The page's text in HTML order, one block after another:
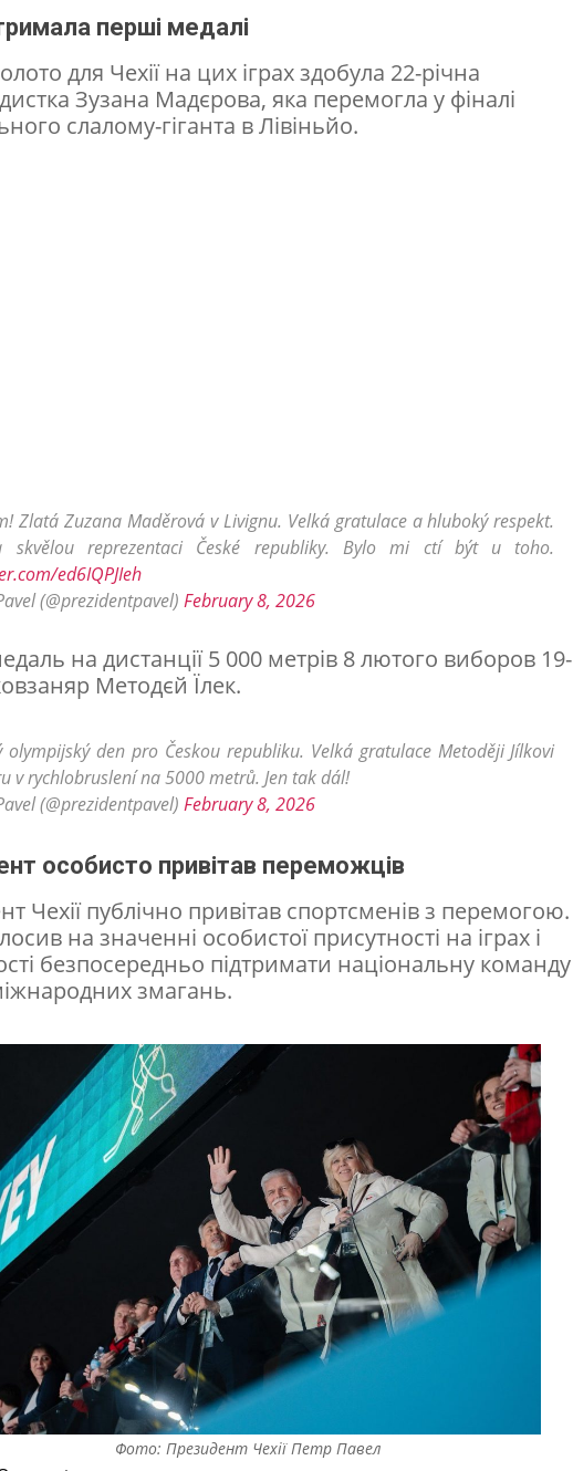
перші медалі
для Чехії на цих іграх здобула 22-річна
Зузана Мадєрова, яка перемогла у фіналі
слалому-гіганта в Лівіньйо.
Zlatá Zuzana Maděrová v Livignu. Velká gratulace a hluboký respekt.
skvělou reprezentaci České republiky. Bylo mi ctí být u toho.
ed6IQPJIeh
(@prezidentpavel) February 8, 2026
на дистанції 5 000 метрів 8 лютого виборов 19-
Методєй Їлек.
olympijský den pro Českou republiku. Velká gratulace Metoději Jílkovi
v rychlobruslení na 5000 metrů. Jen tak dál!
(@prezidentpavel) February 8, 2026
особисто привітав переможців
Чехії публічно привітав спортсменів з перемогою.
на значенні особистої присутності на іграх і
безпосередньо підтримати національну команду
змагань.
Фото: Президент Чехії Петр Павел